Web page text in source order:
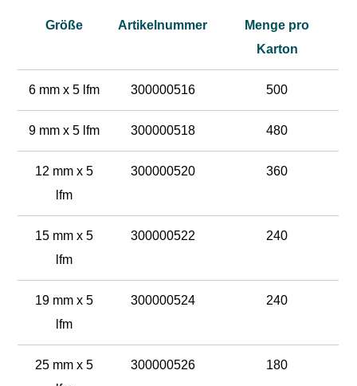
Größe Artikelnummer
Menge pro
Karton
6 mm x 5 lfm 300000516 500
9 mm x 5 lfm 300000518 480
12 mm x 5
lfm
300000520 360
15 mm x 5
lfm
300000522 240
19 mm x 5
lfm
300000524 240
25 mm x 5
300000526 180